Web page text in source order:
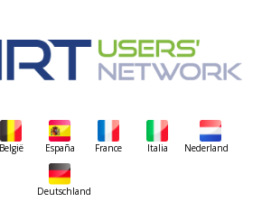
België España France Italia Nederland
Deutschland